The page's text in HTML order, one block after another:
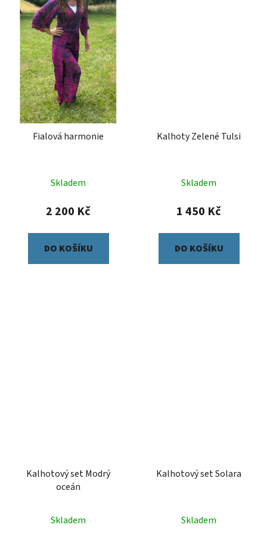
Fialová harmonie
Skladem
2 200 Kč
DO KOŠÍKU
Kalhoty Zelené Tulsi
Skladem
1 450 Kč
DO KOŠÍKU
Kalhotový set Modrý
oceán
Skladem
Kalhotový set Solara
Skladem